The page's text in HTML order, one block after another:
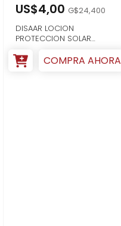
US$4,00 G$24,400
DISAAR LOCION
PROTECCION SOLAR
BULGARA ...COMPRA AHORA